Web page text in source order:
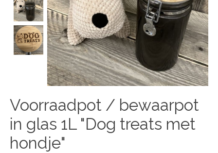
Voorraadpot / bewaarpot
in glas 1L "Dog treats met
hondje"